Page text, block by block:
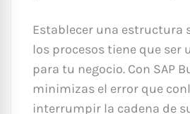
Establecer una estructura
los procesos tiene que ser
para tu negocio. Con SAP
minimizas el error que
interrumpir la cadena de